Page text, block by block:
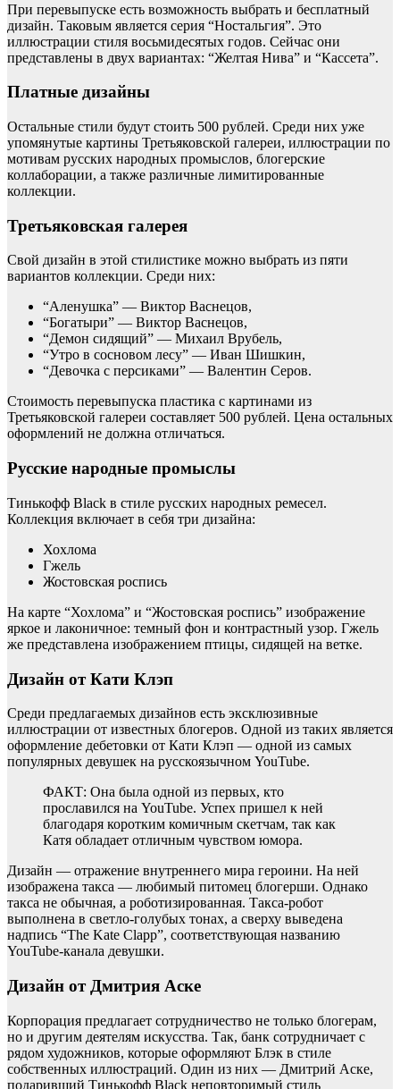
При перевыпуске есть возможность выбрать и бесплатный
дизайн. Таковым является серия “Ностальгия”. Это
иллюстрации стиля восьмидесятых годов. Сейчас они
представлены в двух вариантах: “Желтая Нива” и “Кассета”.
Платные дизайны
Остальные стили будут стоить 500 рублей. Среди них уже
упомянутые картины Третьяковской галереи, иллюстрации по
мотивам русских народных промыслов, блогерские
коллаборации, а также различные лимитированные
коллекции.
Третьяковская галерея
Свой дизайн в этой стилистике можно выбрать из пяти
вариантов коллекции. Среди них:
“Аленушка” — Виктор Васнецов,
“Богатыри” — Виктор Васнецов,
“Демон сидящий” — Михаил Врубель,
“Утро в сосновом лесу” — Иван Шишкин,
“Девочка с персиками” — Валентин Серов.
Стоимость перевыпуска пластика с картинами из
Третьяковской галереи составляет 500 рублей. Цена остальных
оформлений не должна отличаться.
Русские народные промыслы
Тинькофф Black в стиле русских народных ремесел.
Коллекция включает в себя три дизайна:
Хохлома
Гжель
Жостовская роспись
На карте “Хохлома” и “Жостовская роспись” изображение
яркое и лаконичное: темный фон и контрастный узор. Гжель
же представлена изображением птицы, сидящей на ветке.
Дизайн от Кати Клэп
Среди предлагаемых дизайнов есть эксклюзивные
иллюстрации от известных блогеров. Одной из таких является
оформление дебетовки от Кати Клэп — одной из самых
популярных девушек на русскоязычном YouTube.
ФАКТ: Она была одной из первых, кто
прославился на YouTube. Успех пришел к ней
благодаря коротким комичным скетчам, так как
Катя обладает отличным чувством юмора.
Дизайн — отражение внутреннего мира героини. На ней
изображена такса — любимый питомец блогерши. Однако
такса не обычная, а роботизированная. Такса-робот
выполнена в светло-голубых тонах, а сверху выведена
надпись “The Kate Clapp”, соответствующая названию
YouTube-канала девушки.
Дизайн от Дмитрия Аске
Корпорация предлагает сотрудничество не только блогерам,
но и другим деятелям искусства. Так, банк сотрудничает с
рядом художников, которые оформляют Блэк в стиле
собственных иллюстраций. Один из них — Дмитрий Аске,
подаривший Тинькофф Black неповторимый стиль